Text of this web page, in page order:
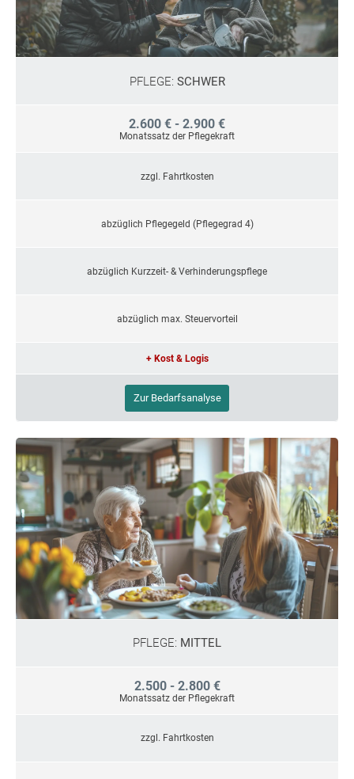
PFLEGE: SCHWER
2.600 € - 2.900 €
Monatssatz der Pflegekraft
zzgl. Fahrtkosten
abzüglich Pflegegeld (Pflegegrad 4)
abzüglich Kurzzeit- & Verhinderungspflege
abzüglich max. Steuervorteil
+ Kost & Logis
Zur Bedarfsanalyse
PFLEGE: MITTEL
2.500 - 2.800 €
Monatssatz der Pflegekraft
zzgl. Fahrtkosten